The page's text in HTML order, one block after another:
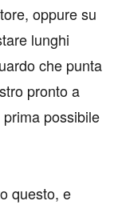
oppure su
lunghi
che punta
pronto a
possibile
questo, e